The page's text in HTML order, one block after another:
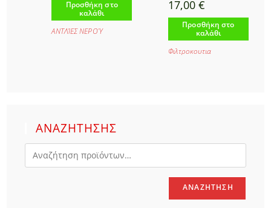
Προσθήκη στο
καλάθι
ΑΝΤΛΊΕΣ ΝΕΡΟΎ
17,00 €
Προσθήκη στο
καλάθι
Φιλτροκουτια
ΑΝΑΖΗΤΗΣΗΣ
ΑΝΑΖΉΤΗΣΗ